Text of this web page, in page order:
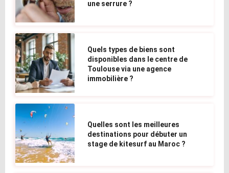
une serrure ?
Quels types de biens sont
disponibles dans le centre de
Toulouse via une agence
immobilière ?
Quelles sont les meilleures
destinations pour débuter un
stage de kitesurf au Maroc ?